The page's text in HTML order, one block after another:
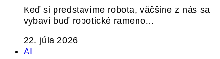
Keď si predstavíme robota, väčšine z nás sa
vybaví buď robotické rameno…
22. júla 2026
AI